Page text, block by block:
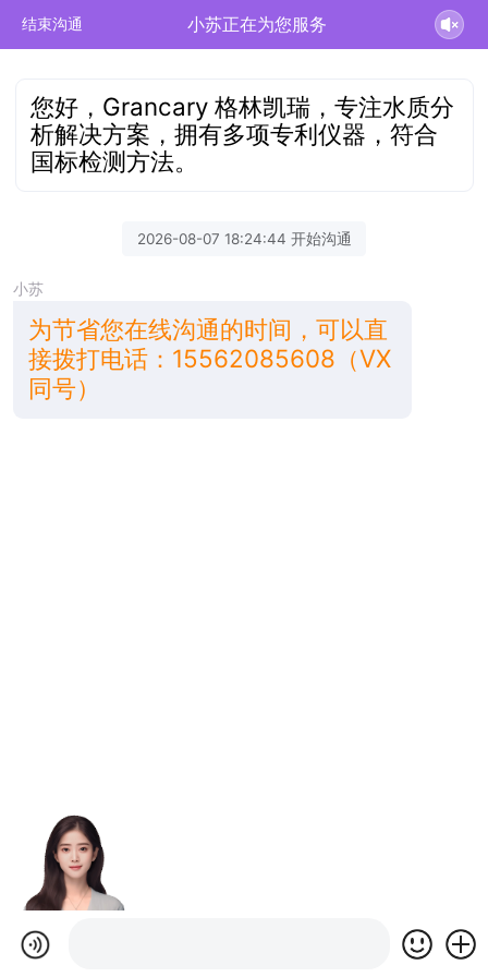
结束沟通 小苏正在为您服务
您好，Grancary 格林凯瑞，专注水质分
析解决方案，拥有多项专利仪器，符合
国标检测方法。
2026-08-07 18:24:44 开始沟通
小苏
为节省您在线沟通的时间，可以直
接拨打电话：15562085608（VX
同号）